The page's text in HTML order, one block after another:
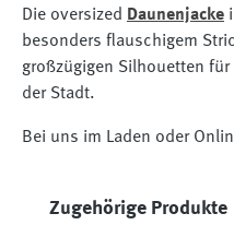
Die oversized Daunenjacke
besonders flauschigem
großzügigen Silhouetten
der Stadt.
Bei uns im Laden oder
Produktgalerie
Zugehörige Produkte